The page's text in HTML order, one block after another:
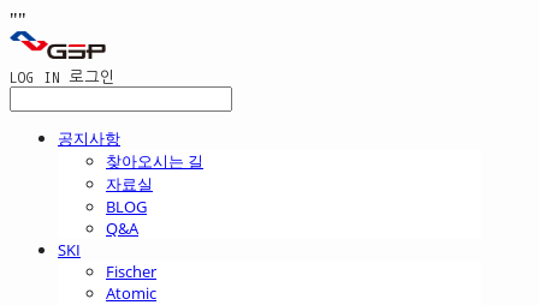
""
LOG IN 로그인
공지사항
찾아오시는 길
자료실
BLOG
Q&A
SKI
Fischer
Atomic